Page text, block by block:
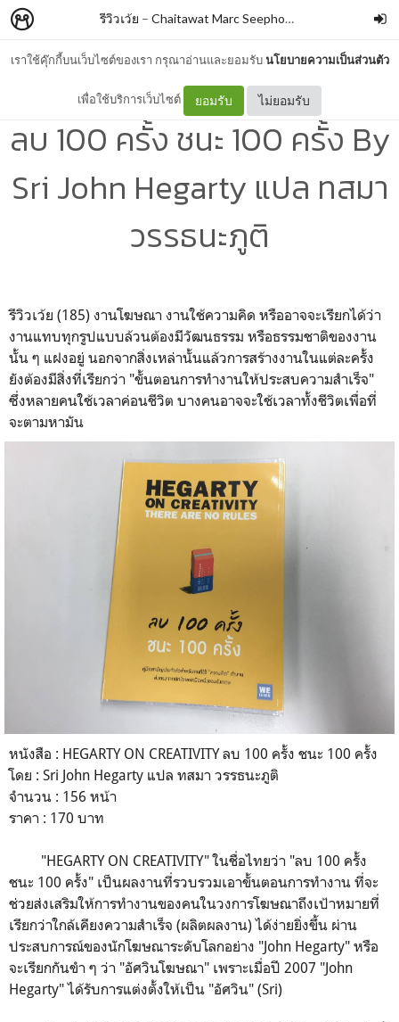
เราใช้คุ๊กกี้บนเว็บไซต์ของเรา กรุณาอ่านและยอมรับนโยบายความเป็นส่วนตัว
เพื่อใช้บริการเว็บไซต์ ยอมรับ ไม่ยอมรับ
รีวิวเว้ย – Chaitawat Marc Seephongsai
HEGARTY ON CREATIVITY
ลบ 100 ครั้ง ชนะ 100 ครั้ง By
Sri John Hegarty แปล ทสมา
วรรธนะภูติ
รีวิวเว้ย (185) งานโฆษณา งานใช้ความคิด หรืออาจจะเรียกได้ว่า
งานแทบทุกรูปแบบล้วนต้องมีวัฒนธรรม หรือธรรมชาติของงาน
นั้น ๆ แฝงอยู่ นอกจากสิ่งเหล่านั้นแล้วการสร้างงานในแต่ละครั้ง
ยังต้องมีสิ่งที่เรียกว่า "ขั้นตอนการทำงานให้ประสบความสำเร็จ"
ซึ่งหลายคนใช้เวลาค่อนชีวิต บางคนอาจจะใช้เวลาทั้งชีวิตเพื่อที่
จะตามหามัน
หนังสือ : HEGARTY ON CREATIVITY ลบ 100 ครั้ง ชนะ 100 ครั้ง
โดย : Sri John Hegarty แปล ทสมา วรรธนะภูติ
จำนวน : 156 หน้า
ราคา : 170 บาท
"HEGARTY ON CREATIVITY" ในชื่อไทยว่า "ลบ 100 ครั้ง
ชนะ 100 ครั้ง" เป็นผลงานที่รวบรวมเอาขั้นตอนการทำงาน ที่จะ
ช่วยส่งเสริมให้การทำงานของคนในวงการโฆษณาถึงเป้าหมายที่
เรียกว่าใกล้เคียงความสำเร็จ (ผลิตผลงาน) ได้ง่ายยิ่งขึ้น ผ่าน
ประสบการณ์ของนักโฆษณาระดับโลกอย่าง "John Hegarty" หรือ
จะเรียกกันขำ ๆ ว่า "อัศวินโฆษณา" เพราะเมื่อปี 2007 "John
Hegarty" ได้รับการแต่งตั้งให้เป็น "อัศวิน" (Sri)